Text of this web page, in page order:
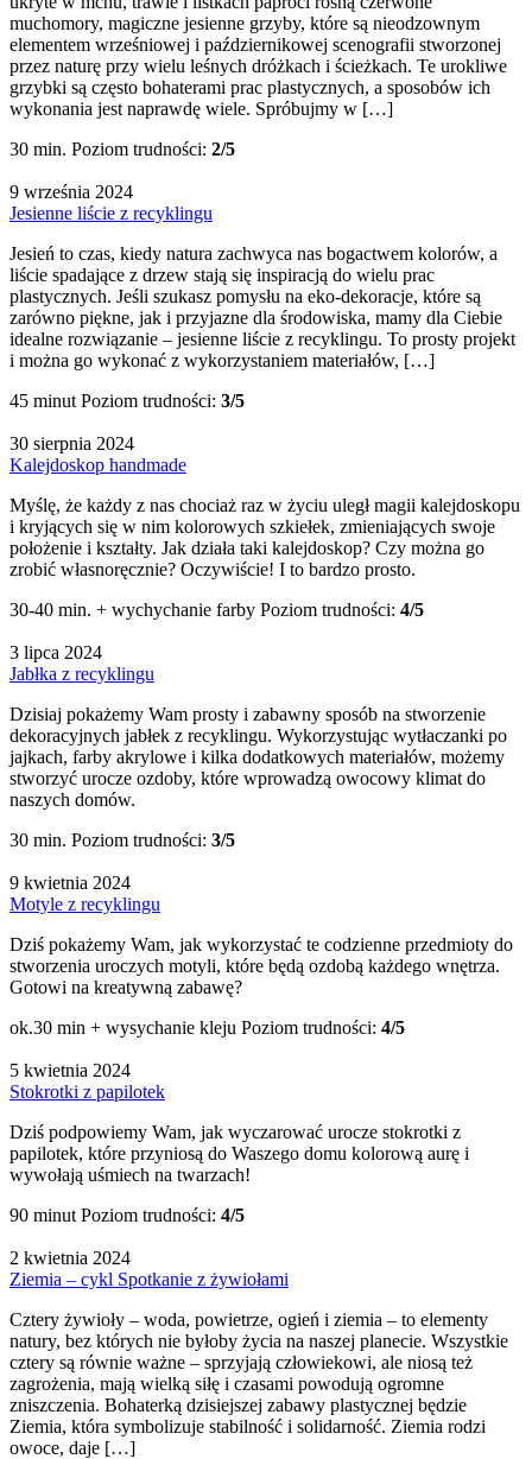
muchomory, magiczne jesienne grzyby, które są nieodzownym
elementem wrześniowej i październikowej scenografii stworzonej
przez naturę przy wielu leśnych dróżkach i ścieżkach. Te urokliwe
grzybki są często bohaterami prac plastycznych, a sposobów ich
wykonania jest naprawdę wiele. Spróbujmy w […]
30 min. Poziom trudności: 2/5
9 września 2024
Jesienne liście z recyklingu
Jesień to czas, kiedy natura zachwyca nas bogactwem kolorów, a
liście spadające z drzew stają się inspiracją do wielu prac
plastycznych. Jeśli szukasz pomysłu na eko-dekoracje, które są
zarówno piękne, jak i przyjazne dla środowiska, mamy dla Ciebie
idealne rozwiązanie – jesienne liście z recyklingu. To prosty projekt
i można go wykonać z wykorzystaniem materiałów, […]
45 minut Poziom trudności: 3/5
30 sierpnia 2024
Kalejdoskop handmade
Myślę, że każdy z nas chociaż raz w życiu uległ magii kalejdoskopu
i kryjących się w nim kolorowych szkiełek, zmieniających swoje
położenie i kształty. Jak działa taki kalejdoskop? Czy można go
zrobić własnoręcznie? Oczywiście! I to bardzo prosto.
30-40 min. + wychychanie farby Poziom trudności: 4/5
3 lipca 2024
Jabłka z recyklingu
Dzisiaj pokażemy Wam prosty i zabawny sposób na stworzenie
dekoracyjnych jabłek z recyklingu. Wykorzystując wytłaczanki po
jajkach, farby akrylowe i kilka dodatkowych materiałów, możemy
stworzyć urocze ozdoby, które wprowadzą owocowy klimat do
naszych domów.
30 min. Poziom trudności: 3/5
9 kwietnia 2024
Motyle z recyklingu
Dziś pokażemy Wam, jak wykorzystać te codzienne przedmioty do
stworzenia uroczych motyli, które będą ozdobą każdego wnętrza.
Gotowi na kreatywną zabawę?
ok.30 min + wysychanie kleju Poziom trudności: 4/5
5 kwietnia 2024
Stokrotki z papilotek
Dziś podpowiemy Wam, jak wyczarować urocze stokrotki z
papilotek, które przyniosą do Waszego domu kolorową aurę i
wywołają uśmiech na twarzach!
90 minut Poziom trudności: 4/5
2 kwietnia 2024
Ziemia – cykl Spotkanie z żywiołami
Cztery żywioły – woda, powietrze, ogień i ziemia – to elementy
natury, bez których nie byłoby życia na naszej planecie. Wszystkie
cztery są równie ważne – sprzyjają człowiekowi, ale niosą też
zagrożenia, mają wielką siłę i czasami powodują ogromne
zniszczenia. Bohaterką dzisiejszej zabawy plastycznej będzie
Ziemia, która symbolizuje stabilność i solidarność. Ziemia rodzi
owoce, daje […]